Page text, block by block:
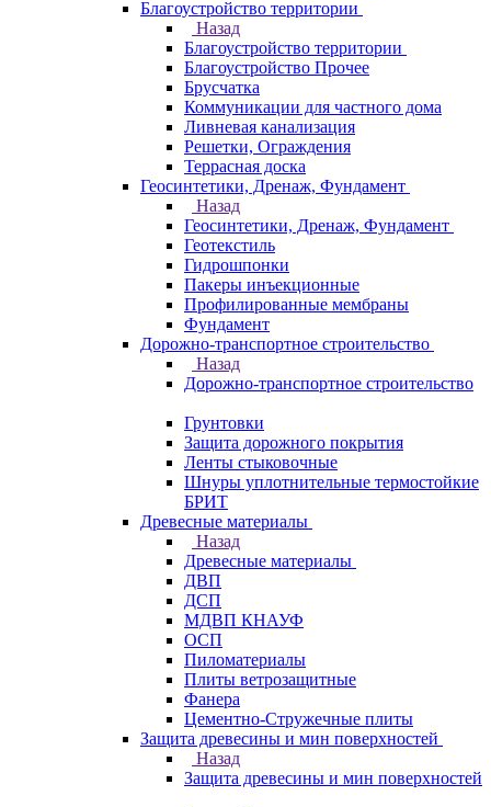
Благоустройство территории
Назад
Благоустройство территории
Благоустройство Прочее
Брусчатка
Коммуникации для частного дома
Ливневая канализация
Решетки, Ограждения
Террасная доска
Геосинтетики, Дренаж, Фундамент
Назад
Геосинтетики, Дренаж, Фундамент
Геотекстиль
Гидрошпонки
Пакеры инъекционные
Профилированные мембраны
Фундамент
Дорожно-транспортное строительство
Назад
Дорожно-транспортное строительство
Грунтовки
Защита дорожного покрытия
Ленты стыковочные
Шнуры уплотнительные термостойкие
БРИТ
Древесные материалы
Назад
Древесные материалы
ДВП
ДСП
МДВП КНАУФ
ОСП
Пиломатериалы
Плиты ветрозащитные
Фанера
Цементно-Стружечные плиты
Защита древесины и мин поверхностей
Назад
Защита древесины и мин поверхностей